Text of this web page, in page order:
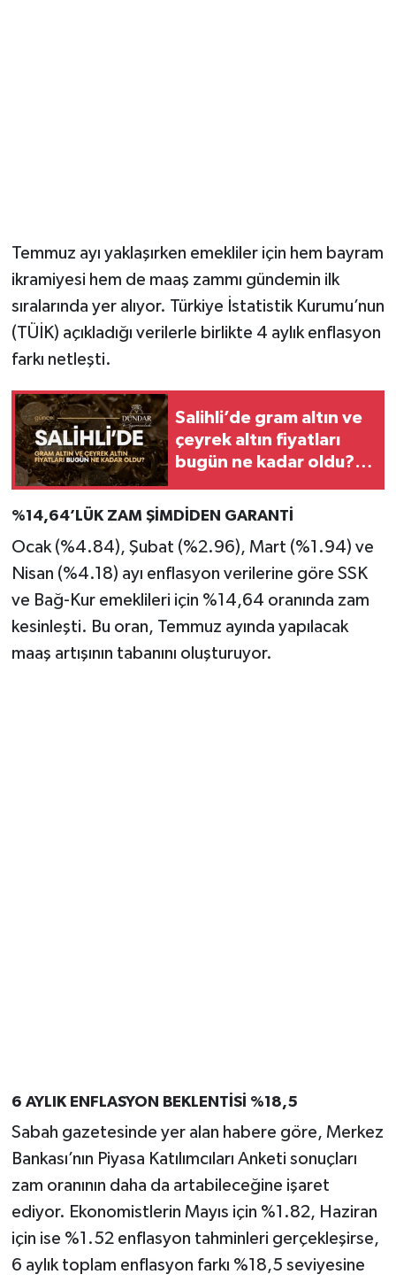
Temmuz ayı yaklaşırken emekliler için hem bayram
ikramiyesi hem de maaş zammı gündemin ilk
sıralarında yer alıyor. Türkiye İstatistik Kurumu’nun
(TÜİK) açıkladığı verilerle birlikte 4 aylık enflasyon
farkı netleşti.
Salihli’de gram altın ve
çeyrek altın fiyatları
bugün ne kadar oldu?
%14,64’LÜK ZAM ŞİMDİDEN GARANTİ
Ocak (%4.84), Şubat (%2.96), Mart (%1.94) ve
Nisan (%4.18) ayı enflasyon verilerine göre SSK
ve Bağ-Kur emeklileri için %14,64 oranında zam
kesinleşti. Bu oran, Temmuz ayında yapılacak
maaş artışının tabanını oluşturuyor.
6 AYLIK ENFLASYON BEKLENTİSİ %18,5
Sabah gazetesinde yer alan habere göre, Merkez
Bankası’nın Piyasa Katılımcıları Anketi sonuçları
zam oranının daha da artabileceğine işaret
ediyor. Ekonomistlerin Mayıs için %1.82, Haziran
için ise %1.52 enflasyon tahminleri gerçekleşirse,
6 aylık toplam enflasyon farkı %18,5 seviyesine